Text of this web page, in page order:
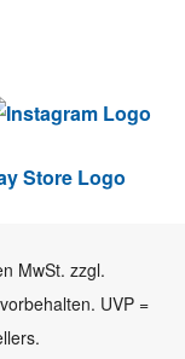
MwSt. zzgl.
UVP =